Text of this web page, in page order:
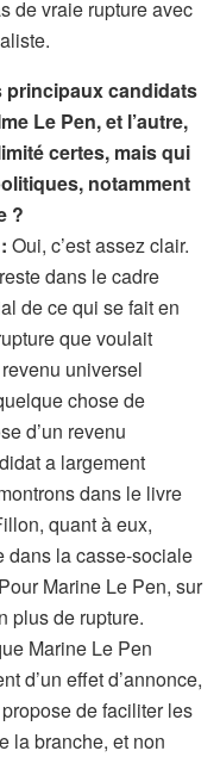
de vraie rupture avec
principaux candidats
Le Pen, et l’autre,
certes, mais qui
notamment
?
Oui, c’est assez clair.
dans le cadre
de ce qui se fait en
que voulait
universel
chose de
d’un revenu
a largement
dans le livre
quant à eux,
dans la casse-sociale
Marine Le Pen, sur
plus de rupture.
Marine Le Pen
d’un effet d’annonce,
de faciliter les
la branche, et non